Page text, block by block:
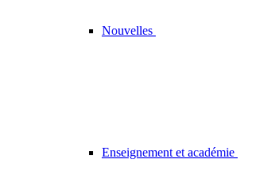
Nouvelles
Enseignement et académie